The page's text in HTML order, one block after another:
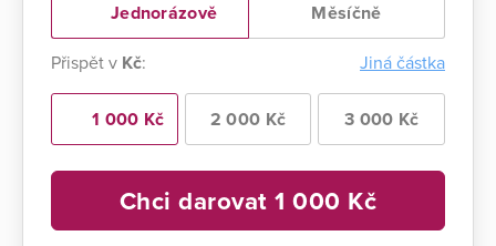
Jednorázově Měsíčně
Přispět v Kč: Jiná částka
1 000 Kč 2 000 Kč 3 000 Kč
Chci darovat1 000 Kč